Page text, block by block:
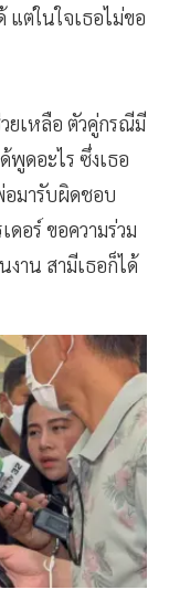
แต่ในใจเธอไม่ขอ
ยเหลือ ตัวคู่กรณีมี
พูดอะไร ซึ่งเธอ
อมารับผิดชอบ
อร์ ขอความร่วม
งาน สามีเธอก็ได้